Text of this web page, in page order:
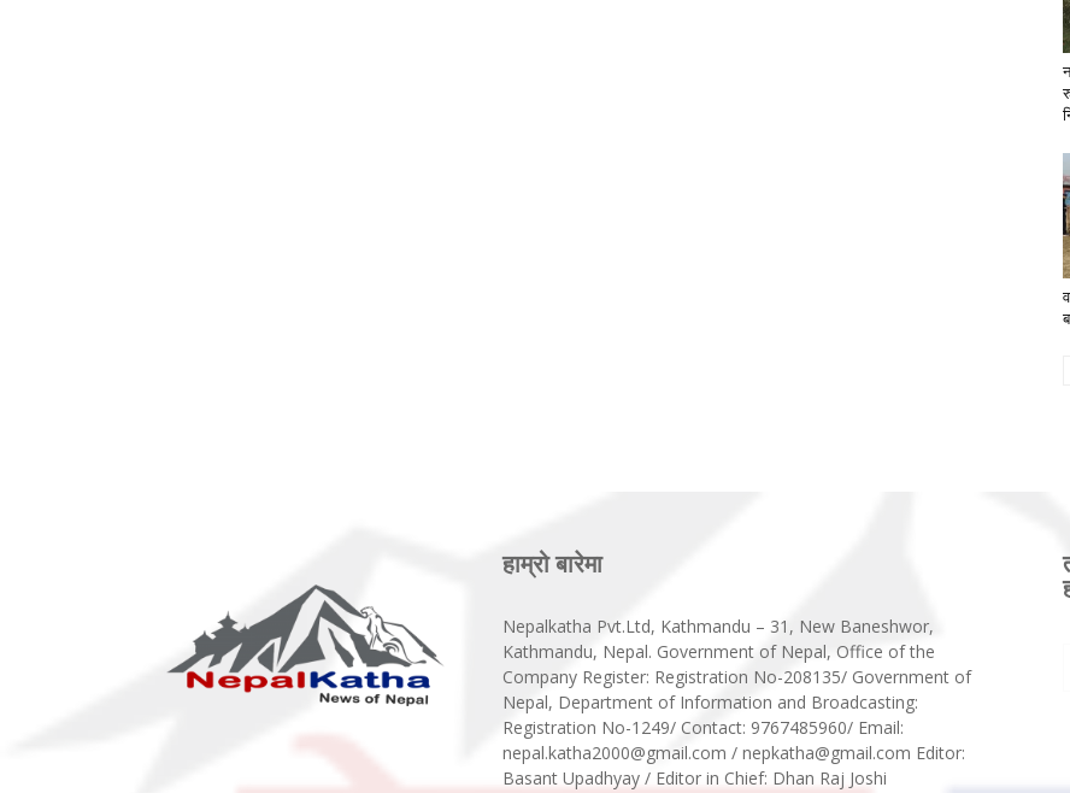
हाम्रो बारेमा
Nepalkatha Pvt.Ltd, Kathmandu – 31, New Baneshwor,
Kathmandu, Nepal. Government of Nepal, Office of the
Company Register: Registration No-208135/ Government of
Nepal, Department of Information and Broadcasting:
Registration No-1249/ Contact: 9767485960/ Email:
nepal.katha2000@gmail.com / nepkatha@gmail.com Editor:
Basant Upadhyay / Editor in Chief: Dhan Raj Joshi